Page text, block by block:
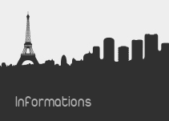
Informations